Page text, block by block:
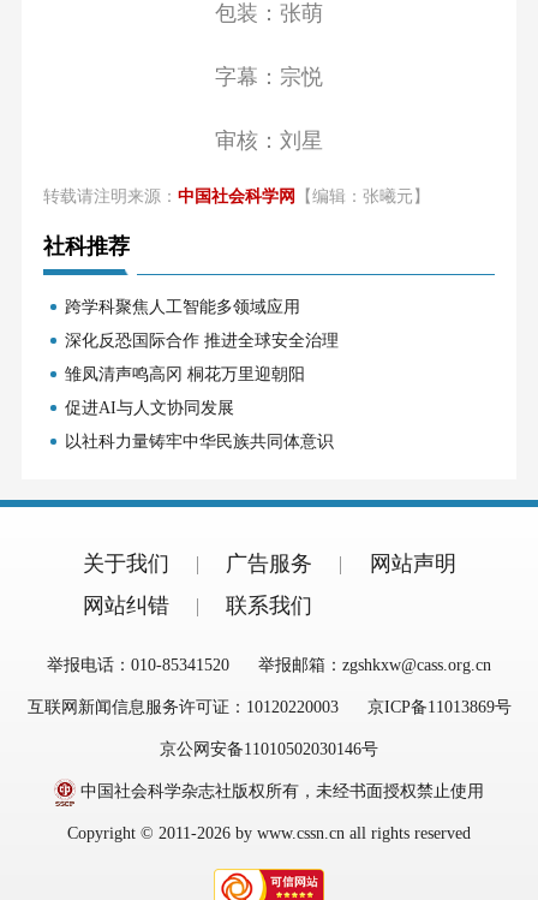
包装：张萌
字幕：宗悦
审核：刘星
转载请注明来源： 中国社会科学网 【编辑：张曦元】
社科推荐
跨学科聚焦人工智能多领域应用
深化反恐国际合作 推进全球安全治理
雏凤清声鸣高冈 桐花万里迎朝阳
促进AI与人文协同发展
以社科力量铸牢中华民族共同体意识
关于我们 广告服务
网站声明
网站纠错
联系我们
举报电话：010-85341520 举报邮箱：zgshkxw@cass.org.cn
互联网新闻信息服务许可证：10120220003 京ICP备11013869号
京公网安备11010502030146号
中国社会科学杂志社版权所有，未经书面授权禁止使用
Copyright © 2011-2026 by www.cssn.cn all rights reserved